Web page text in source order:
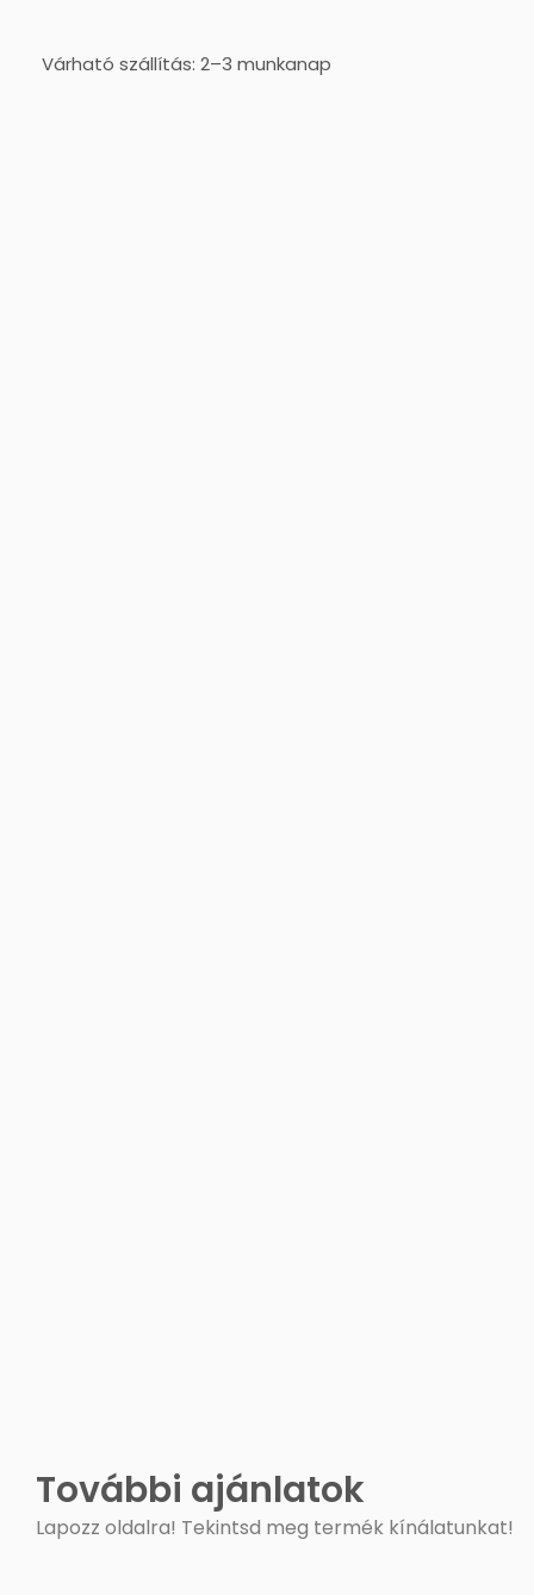
Várható szállítás: 2–3 munkanap
További ajánlatok
Lapozz oldalra! Tekintsd meg termék kínálatunkat!